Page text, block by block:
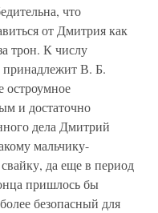
что
от Дмитрия как
трон. К числу
принадлежит В. Б.
и достаточно
дела Дмитрий
мальчику-
да еще в период
пришлось бы
безопасный для